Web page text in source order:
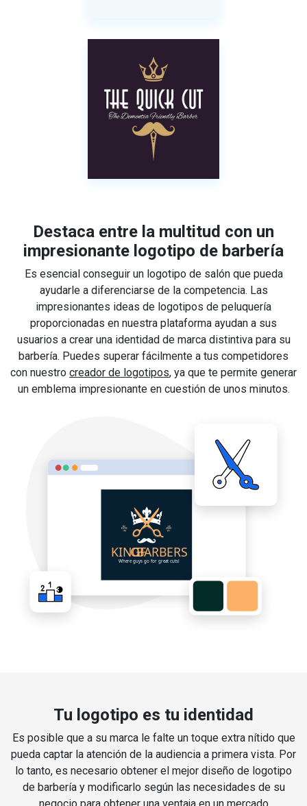
Destaca entre la multitud con un
impresionante logotipo de barbería
Es esencial conseguir un logotipo de salón que pueda
ayudarle a diferenciarse de la competencia. Las
impresionantes ideas de logotipos de peluquería
proporcionadas en nuestra plataforma ayudan a sus
usuarios a crear una identidad de marca distintiva para su
barbería. Puedes superar fácilmente a tus competidores
con nuestro creador de logotipos, ya que te permite generar
un emblema impresionante en cuestión de unos minutos.
Tu logotipo es tu identidad
Es posible que a su marca le falte un toque extra nítido que
pueda captar la atención de la audiencia a primera vista. Por
lo tanto, es necesario obtener el mejor diseño de logotipo
de barbería y modificarlo según las necesidades de su